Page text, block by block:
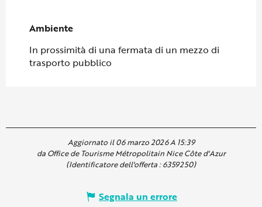
Ambiente
Ambiente
In prossimità di una fermata di un mezzo di
trasporto pubblico
Aggiornato il 06 marzo 2026 A 15:39
da Office de Tourisme Métropolitain Nice Côte d'Azur
(Identificatore dell'offerta :6359250)
Segnala un errore